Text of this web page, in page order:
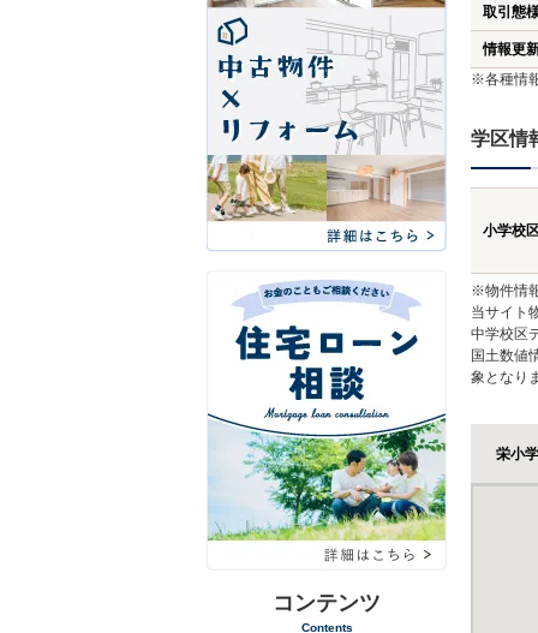
取引態
情報更
※各種情
学区情
小学校
※物件情
当サイト
中学校区
国土数値
象となり
栄小
コンテンツ
Contents